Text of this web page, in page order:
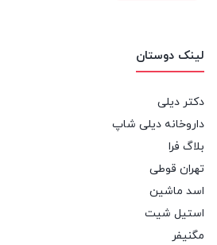
لینک دوستان
دکتر دیلی
داروخانه دیلی شاپ
بلاگ فرا
تهران قوطی
اسد ماشین
استیل شیت
مگنیفر